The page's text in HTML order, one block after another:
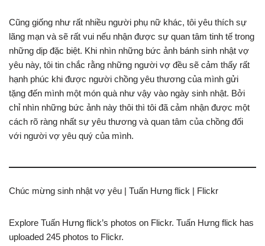
Cũng giống như rất nhiều người phụ nữ khác, tôi yêu thích sự
lãng mạn và sẽ rất vui nếu nhận được sự quan tâm tinh tế trong
những dịp đặc biệt. Khi nhìn những bức ảnh bánh sinh nhật vợ
yêu này, tôi tin chắc rằng những người vợ đều sẽ cảm thấy rất
hạnh phúc khi được người chồng yêu thương của mình gửi
tặng đến mình một món quà như vậy vào ngày sinh nhật. Bởi
chỉ nhìn những bức ảnh này thôi thì tôi đã cảm nhận được một
cách rõ ràng nhất sự yêu thương và quan tâm của chồng đối
với người vợ yêu quý của mình.
Chúc mừng sinh nhật vợ yêu | Tuấn Hưng flick | Flickr
Explore Tuấn Hưng flick’s photos on Flickr. Tuấn Hưng flick has
uploaded 245 photos to Flickr.